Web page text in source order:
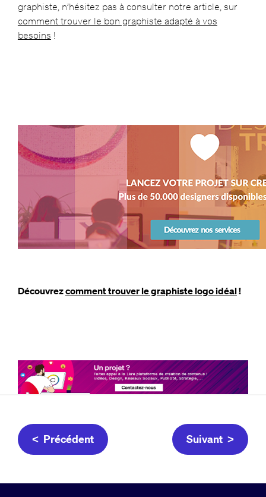
graphiste, n’hésitez pas à consulter notre article, sur
comment trouver le bon graphiste adapté à vos
besoins !
Découvrezcomment trouver le graphiste logo idéal!
< Précédent Suivant >